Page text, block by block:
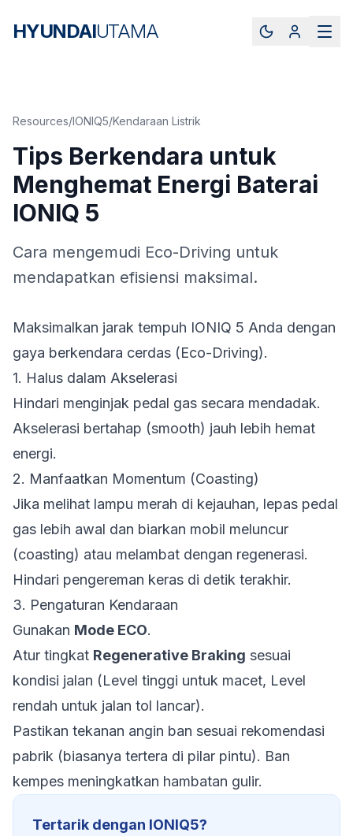
HYUNDAIUTAMA
Resources/IONIQ5/Kendaraan Listrik
Tips Berkendara untuk
Menghemat Energi Baterai
IONIQ 5
Cara mengemudi Eco-Driving untuk
mendapatkan efisiensi maksimal.
Maksimalkan jarak tempuh IONIQ 5 Anda dengan
gaya berkendara cerdas (Eco-Driving).
1. Halus dalam Akselerasi
Hindari menginjak pedal gas secara mendadak.
Akselerasi bertahap (smooth) jauh lebih hemat
energi.
2. Manfaatkan Momentum (Coasting)
Jika melihat lampu merah di kejauhan, lepas pedal
gas lebih awal dan biarkan mobil meluncur
(coasting) atau melambat dengan regenerasi.
Hindari pengereman keras di detik terakhir.
3. Pengaturan Kendaraan
Gunakan Mode ECO.
Atur tingkat Regenerative Braking sesuai
kondisi jalan (Level tinggi untuk macet, Level
rendah untuk jalan tol lancar).
Pastikan tekanan angin ban sesuai rekomendasi
pabrik (biasanya tertera di pilar pintu). Ban
kempes meningkatkan hambatan gulir.
Tertarik dengan IONIQ5?